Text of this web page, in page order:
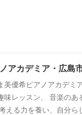
アカデミア・広島
美優希ピアノアカデミ
味レッスン、 音楽の
える力を養い、自分